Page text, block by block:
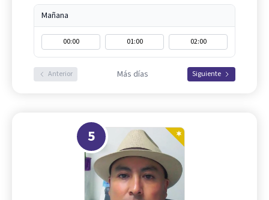
Mañana
00:00 01:00 02:00
Anterior Más días Siguiente
5